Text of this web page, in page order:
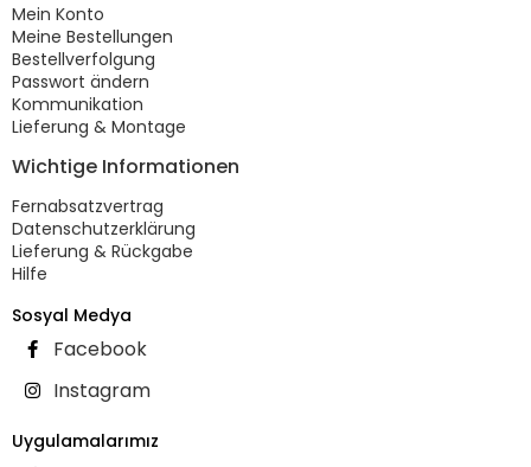
Mein Konto
Meine Bestellungen
Bestellverfolgung
Passwort ändern
Kommunikation
Lieferung & Montage
Wichtige Informationen
Fernabsatzvertrag
Datenschutzerklärung
Lieferung & Rückgabe
Hilfe
Sosyal Medya
Facebook
Instagram
Uygulamalarımız